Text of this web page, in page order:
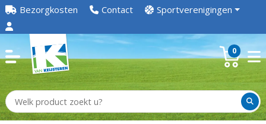
Bezorgkosten Contact Sportverenigingen
0